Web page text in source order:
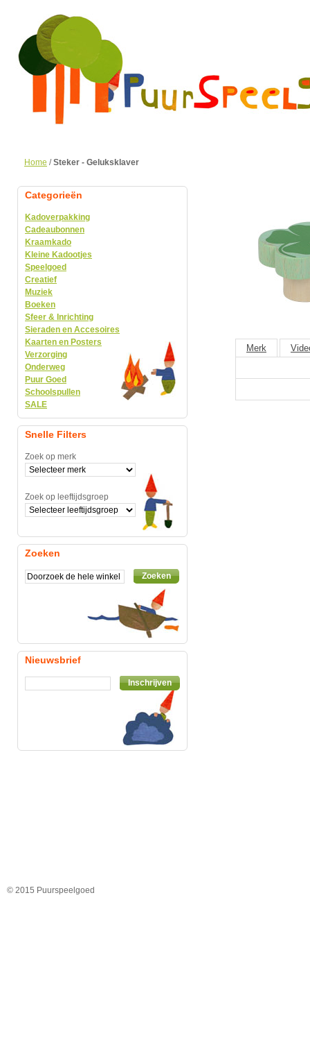
Home /Steker - Geluksklaver
Merk
Categorieën
Kadoverpakking
Cadeaubonnen
Kraamkado
Kleine Kadootjes
Speelgoed
Creatief
Muziek
Boeken
Sfeer & Inrichting
Sieraden en Accesoires
Kaarten en Posters
Verzorging
Onderweg
Puur Goed
Schoolspullen
SALE
Snelle Filters
Zoek op merk
Zoek op leeftijdsgroep
Zoeken
Zoeken
Nieuwsbrief
Inschrijven
© 2015 Puurspeelgoed